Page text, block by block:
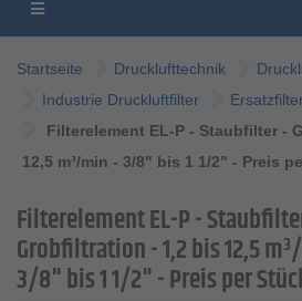
Startseite Drucklufttechnik
Industrie Druckluftfilter
Filterelement EL-P - Staubfilter -
12,5 m³/min - 3/8" bis 1 1/2" - Preis
Filterelement EL-P -
Grobfiltration - 1,2 bis 12,5
3/8" bis 1 1/2" - Preis per